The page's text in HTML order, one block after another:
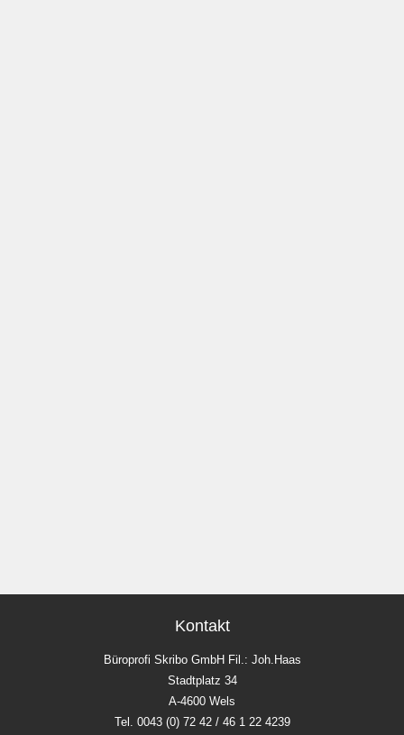
Kontakt
Büroprofi Skribo GmbH Fil.: Joh.Haas
Stadtplatz 34
A-4600 Wels
Tel. 0043 (0) 72 42 / 46 1 22 4239